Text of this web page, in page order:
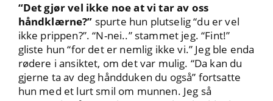
“Det gjør vel ikke noe at vi tar av oss
håndklærne?” spurte hun plutselig “du er vel
ikke prippen?”. “N-nei..” stammet jeg. “Fint!”
gliste hun “for det er nemlig ikke vi.” Jeg ble enda
rødere i ansiktet, om det var mulig. “Da kan du
gjerne ta av deg håndduken du også” fortsatte
hun med et lurt smil om munnen. Jeg så